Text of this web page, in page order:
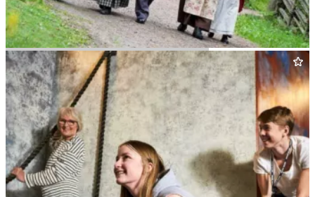
Vall­by Friluftsmuseum